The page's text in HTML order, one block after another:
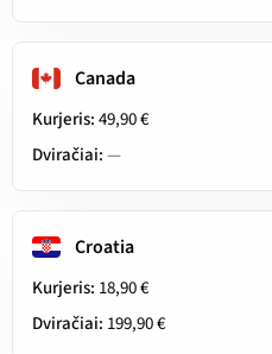
Canada
Kurjeris:49,90 €
Dviračiai:—
Croatia
Kurjeris: 18,90 €
Dviračiai: 199,90 €